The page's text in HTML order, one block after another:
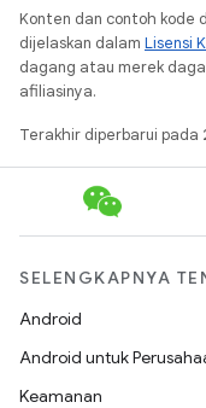
Konten dan contoh kode
dijelaskan dalam Lisensi
dagang atau merek
afiliasinya.
Terakhir diperbarui pada
SELENGKAPNYA
Android
Android untuk
Keamanan